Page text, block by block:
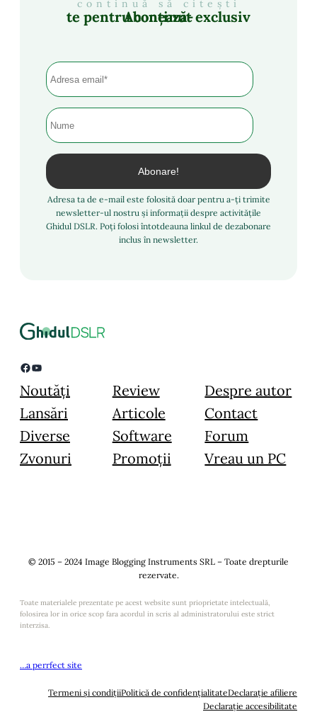
continuă să citești
Abonează-te pentru conținut exclusiv
Adresa ta de e-mail este folosită doar pentru a-ți trimite
newsletter-ul nostru și informații despre activitățile
Ghidul DSLR. Poți folosi întotdeauna linkul de dezabonare
inclus în newsletter.
Facebook YouTube
Noutăți
Lansări
Diverse
Zvonuri
Review
Articole
Software
Promoții
Despre autor
Contact
Forum
Vreau un PC
© 2015 – 2024 Image Blogging Instruments SRL – Toate drepturile
rezervate.
Toate materialele prezentate pe acest website sunt prioprietate intelectuală,
folosirea lor in orice scop fara acordul in scris al administratorului este strict
interzisa.
…a perrfect site
Termeni și condițiiPolitică de confidențialitateDeclarație afiliere
Declarație accesibilitate